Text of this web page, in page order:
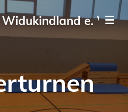
Widukindland e. V.